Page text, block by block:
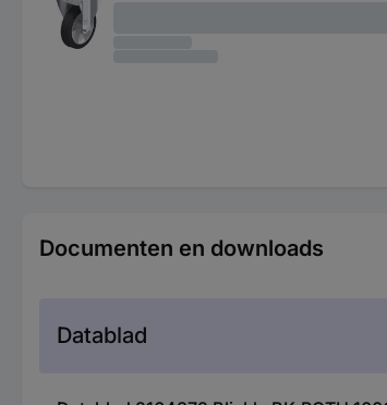
Documenten en downloads
Datablad